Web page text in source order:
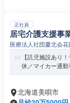
正社員
居宅介護支援事
医療法人社団慶北会
【託児施設あり
休／マイカー通勤
北海道美唄市